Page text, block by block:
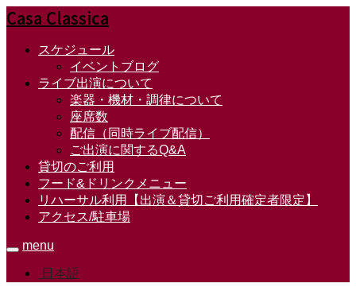
Casa Classica
スケジュール
イベントブログ
ライブ出演について
楽器・機材・調律について
座席数
配信（同時ライブ配信）
ご出演に関するQ&A
貸切のご利用
フード&ドリンクメニュー
リハーサル利用【出演＆貸切ご利用確定者限定】
アクセス/駐車場
menu
日本語